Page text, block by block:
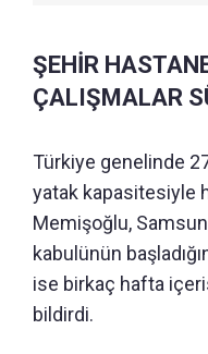
ŞEHİR
ÇALIŞMALAR
Türkiye genelinde
yatak kapasitesiyle
Memişoğlu,
kabulünün
ise birkaç hafta
bildirdi.